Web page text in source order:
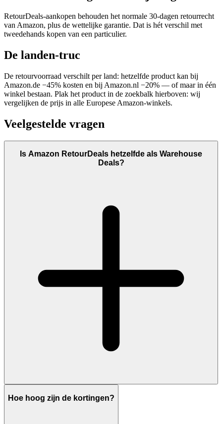
RetourDeals-aankopen behouden het normale 30-dagen retourrecht
van Amazon, plus de wettelijke garantie. Dat is hét verschil met
tweedehands kopen van een particulier.
De landen-truc
De retourvoorraad verschilt per land: hetzelfde product kan bij
Amazon.de −45% kosten en bij Amazon.nl −20% — of maar in één
winkel bestaan. Plak het product in de zoekbalk hierboven: wij
vergelijken de prijs in alle Europese Amazon-winkels.
Veelgestelde vragen
Is Amazon RetourDeals hetzelfde als Warehouse
Deals?
Hoe hoog zijn de kortingen?